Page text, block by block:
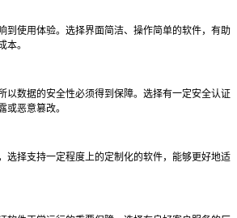
到使用体验。选择界面简洁、操作简单的软件，有助
本。
以数据的安全性必须得到保障。选择有一定安全认证
或恶意篡改。
选择支持一定程度上的定制化的软件，能够更好地适